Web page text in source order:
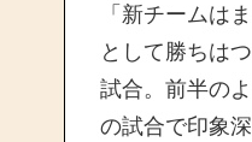
「新チームは
として勝ちは
試合。前半の
の試合で印象